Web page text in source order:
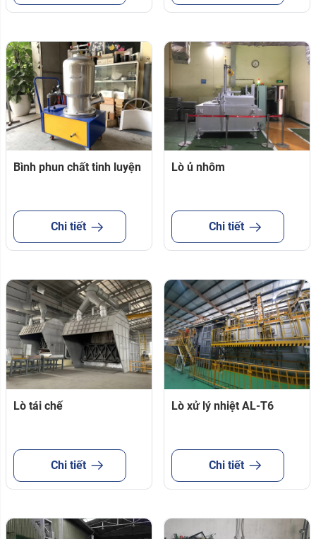
Bình phun chất tinh luyện
Chi tiết
Lò ủ nhôm
Chi tiết
Lò tái chế
Chi tiết
Lò xử lý nhiệt AL-T6
Chi tiết